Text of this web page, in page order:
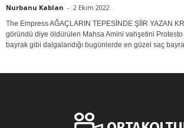
Nurbanu Kablan - 2 Ekim 2022
The Empress AĞAÇLARIN TEPESİNDE ŞİİR YAZAN
göründü diye öldürülen Mahsa Amini vahşetini Protesto
bayrak gibi dalgalandığı bugünlerde en güzel saç